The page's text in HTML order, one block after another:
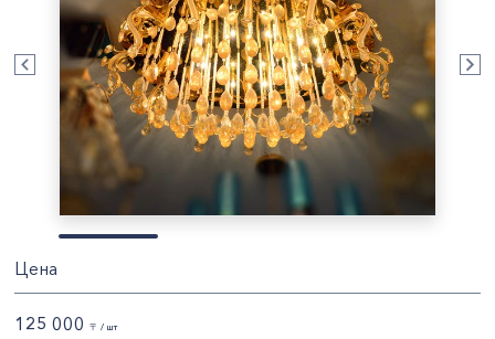
Цена
125 000 〒 / шт